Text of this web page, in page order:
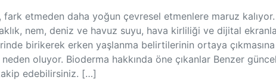
etmeden daha yoğun çevresel etmenlere maruz
nem, deniz ve havuz suyu, hava kirliliği ve dijital
birikerek erken yaşlanma belirtilerinin ortaya
neden oluyor. Bioderma hakkında öne çıkanlar Benzer
edebilirsiniz. […]